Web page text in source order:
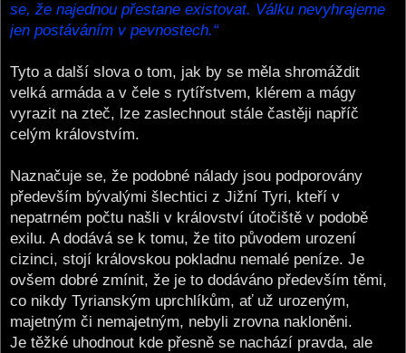
se, že najednou přestane existovat. Válku nevyhrajeme
jen postáváním v pevnostech.“
Tyto a další slova o tom, jak by se měla shromáždit
velká armáda a v čele s rytířstvem, klérem a mágy
vyrazit na zteč, lze zaslechnout stále častěji napříč
celým královstvím.
Naznačuje se, že podobné nálady jsou podporovány
především bývalými šlechtici z Jižní Tyri, kteří v
nepatrném počtu našli v království útočiště v podobě
exilu. A dodává se k tomu, že tito původem urození
cizinci, stojí královskou pokladnu nemalé peníze. Je
ovšem dobré zmínit, že je to dodáváno především těmi,
co nikdy Tyrianským uprchlíkům, ať už urozeným,
majetným či nemajetným, nebyli zrovna nakloněni.
Je těžké uhodnout kde přesně se nachází pravda, ale